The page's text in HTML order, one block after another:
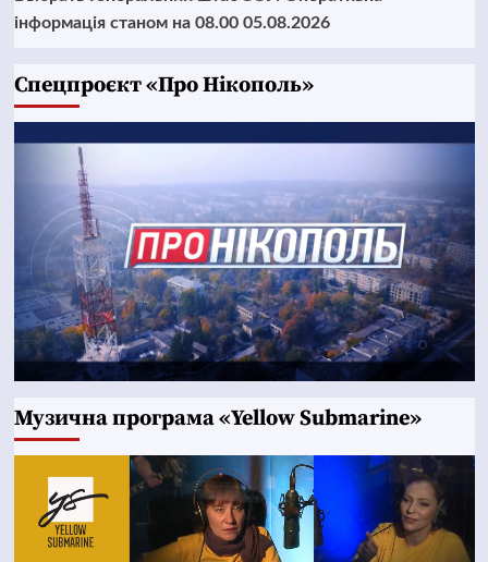
інформація станом на 08.00 05.08.2026
Cпецпроєкт «Про Нікополь»
Музична програма «Yellow Submarine»